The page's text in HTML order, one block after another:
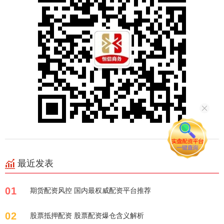
最近发表
01 期货配资风控 国内最权威配资平台推荐
02 股票抵押配资 股票配资爆仓含义解析